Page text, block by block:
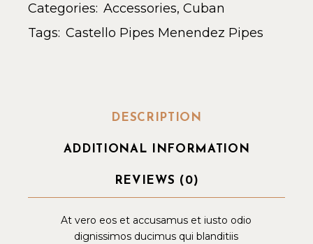
Categories: Accessories,Cuban
Tags: Castello Pipes Menendez Pipes
DESCRIPTION
ADDITIONAL INFORMATION
REVIEWS (0)
At vero eos et accusamus et iusto odio
dignissimos ducimus qui blanditiis